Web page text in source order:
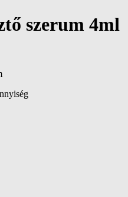
szerum 4ml